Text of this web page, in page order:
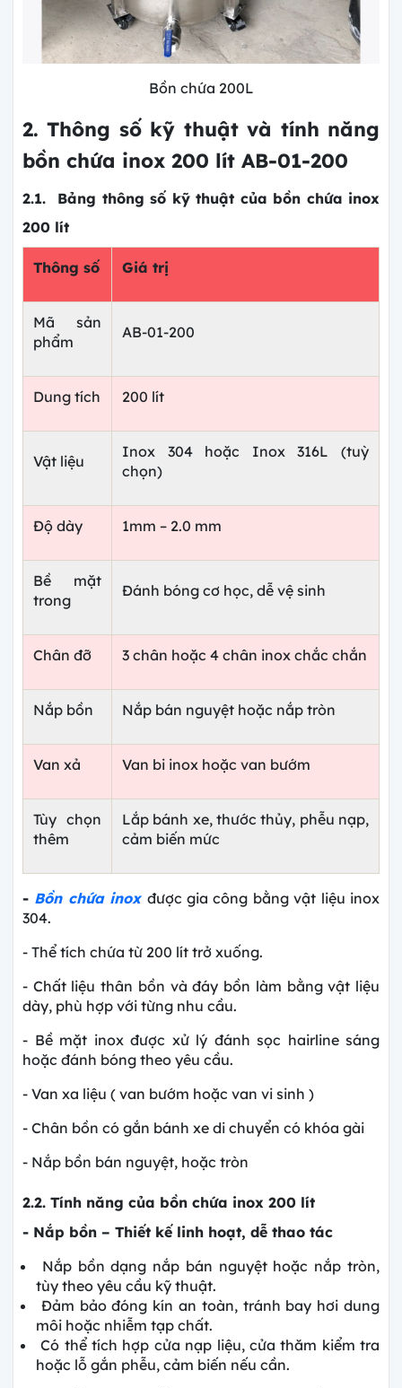
Bồn chứa 200L
2. Thông số kỹ thuật và tính năng
bồn chứa inox 200 lít AB-01-200
2.1. Bảng thông số kỹ thuật của bồn chứa inox
200 lít
Thông số Giá trị
Mã sản
phẩm
AB-01-200
Dung tích 200 lít
Vật liệu
Inox 304 hoặc Inox 316L (tuỳ
chọn)
Độ dày 1mm – 2.0 mm
Bề mặt
trong
Đánh bóng cơ học, dễ vệ sinh
Chân đỡ 3 chân hoặc 4 chân inox chắc chắn
Nắp bồn Nắp bán nguyệt hoặc nắp tròn
Van xả Van bi inox hoặc van bướm
Tùy chọn
thêm
Lắp bánh xe, thước thủy, phễu nạp,
cảm biến mức
- Bồn chứa inox được gia công bằng vật liệu inox
304.
- Thể tích chứa từ 200 lít trở xuống.
- Chất liệu thân bồn và đáy bồn làm bằng vật liệu
dày, phù hợp với từng nhu cầu.
- Bề mặt inox được xử lý đánh sọc hairline sáng
hoặc đánh bóng theo yêu cầu.
- Van xa liệu ( van bướm hoặc van vi sinh )
- Chân bồn có gắn bánh xe di chuyển có khóa gài
- Nắp bồn bán nguyệt, hoặc tròn
2.2. Tính năng của bồn chứa inox 200 lít
- Nắp bồn – Thiết kế linh hoạt, dễ thao tác
Nắp bồn dạng nắp bán nguyệt hoặc nắp tròn,
tùy theo yêu cầu kỹ thuật.
Đảm bảo đóng kín an toàn, tránh bay hơi dung
môi hoặc nhiễm tạp chất.
Có thể tích hợp cửa nạp liệu, cửa thăm kiểm tra
hoặc lỗ gắn phễu, cảm biến nếu cần.